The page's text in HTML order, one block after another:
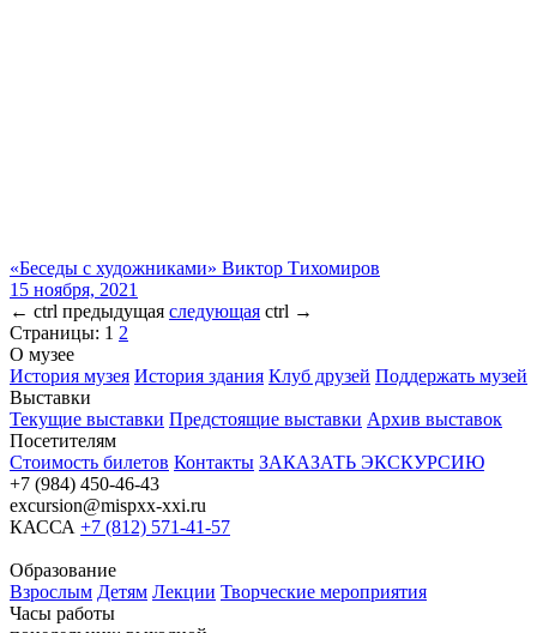
«Беседы с художниками» Виктор Тихомиров
15 ноября, 2021
← ctrl предыдущая следующая ctrl →
Страницы: 1 2
О музее
История музея История здания Клуб друзей Поддержать музей
Выставки
Текущие выставки Предстоящие выставки Архив выставок
Посетителям
Стоимость билетов Контакты ЗАКАЗАТЬ ЭКСКУРСИЮ
+7 (984) 450-46-43
excursion@mispxx-xxi.ru
КАССА +7 (812) 571-41-57
Образование
Взрослым Детям Лекции Творческие мероприятия
Часы работы